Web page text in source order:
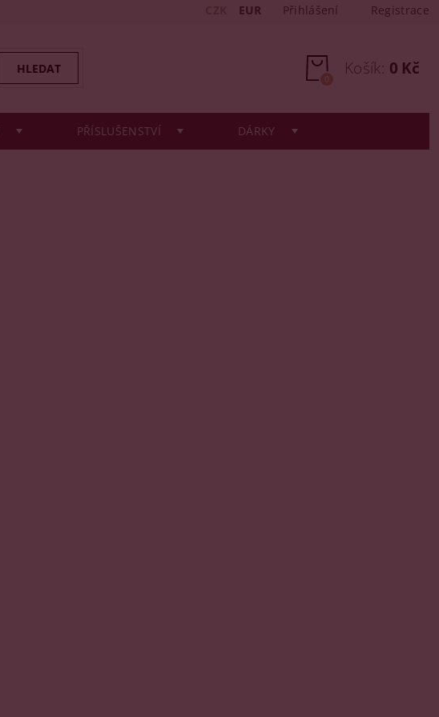
EUR Přihlášení Registrace
Košík: 0 Kč
0
PŘÍSLUŠENSTVÍ DÁRKY